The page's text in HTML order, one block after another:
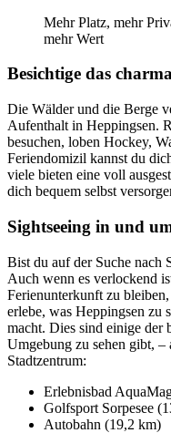
Mehr Platz, mehr
mehr Wert
Besichtige das
Die Wälder und die Berge
Aufenthalt in Heppingsen.
besuchen, loben Hockey,
Feriendomizil kannst du
viele bieten eine voll
dich bequem selbst
Sightseeing in und
Bist du auf der Suche nach
Auch wenn es verlockend
Ferienunterkunft zu
erlebe, was Heppingsen zu
macht. Dies sind einige der
Umgebung zu sehen gibt,
Stadtzentrum:
Erlebnisbad
Golfsport Sorpesee
Autobahn (19,2 km)